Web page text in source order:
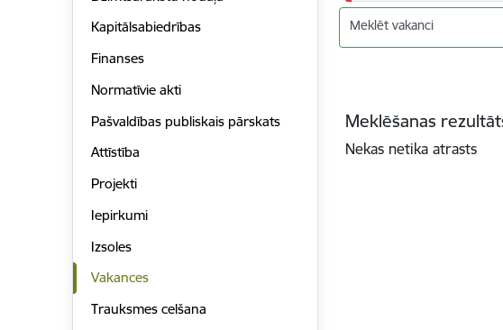
Kapitālsabiedrības
Finanses
Normatīvie akti
Pašvaldības publiskais pārskats
Attīstība
Projekti
Iepirkumi
Izsoles
Vakances
Trauksmes celšana
Meklēt vakanci
Meklēšanas
Nekas netika atrasts